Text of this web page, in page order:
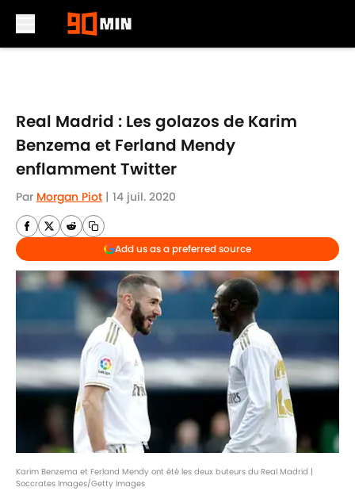
Real Madrid : Les golazos de Karim
Benzema et Ferland Mendy
enflamment Twitter
Par Morgan Piot | 14 juil. 2020
Add us as a preferred source
Karim Benzema et Ferland Mendy ont été les deux buteurs du Real Madrid |
Soccrates Images/Getty Images